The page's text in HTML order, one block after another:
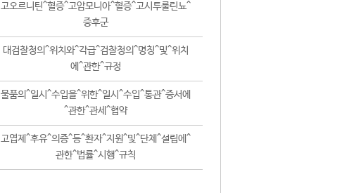
고오르니틴^혈증^고암모니아^혈증^고시투룰린뇨^
증후군
대검찰청의^위치와^각급^검찰청의^명칭^및^위치
에^관한^규정
물품의^일시^수입을^위한^일시^수입^통관^증서에
^관한^관세^협약
고엽제^후유^의증^등^환자^지원^및^단체^설립에^
관한^법률^시행^규칙